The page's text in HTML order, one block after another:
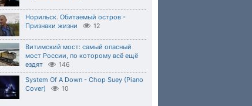
Норильск. Обитаемый остров -
Признаки жизни
12
Витимский мост: самый опасный
мост России, по которому всё ещё
ездят
146
System Of A Down - Chop Suey (Piano
Cover)
10